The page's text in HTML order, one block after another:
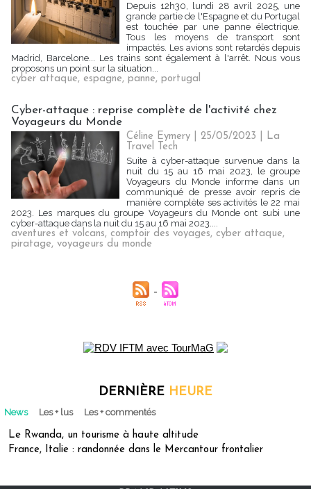
Depuis 12h30, lundi 28 avril 2025, une
grande partie de l'Espagne et du Portugal
est touchée par une panne électrique.
Tous les moyens de transport sont
impactés. Les avions sont retardés depuis
Madrid, Barcelone... Les trains sont également à l'arrêt. Nous vous
proposons un point sur la situation...
cyber attaque, espagne, panne, portugal
Cyber-attaque : reprise complète de l'activité chez
Voyageurs du Monde
Céline Eymery | 25/05/2023
La
Travel Tech
Suite à cyber-attaque survenue dans la
nuit du 15 au 16 mai 2023, le groupe
Voyageurs du Monde informe dans un
communiqué de presse avoir repris de
manière complète ses activités le 22 mai
2023. Les marques du groupe Voyageurs du Monde ont subi une
cyber-attaque dans la nuit du 15 au 16 mai 2023....
aventures et volcans, comptoir des voyages, cyber attaque,
piratage, voyageurs du monde
DERNIÈRE HEURE
News Les + lus Les + commentés
Le Rwanda, un tourisme à haute altitude
France, Italie : randonnée dans le Mercantour frontalier